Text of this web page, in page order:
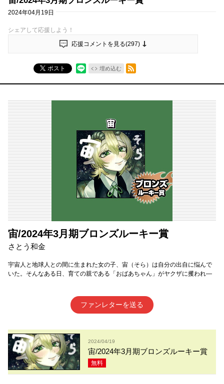
2024年04月19日
シェアして応援しよう！
応援コメントを見る(297)
ポスト 埋め込む
RSSフィード
宙/2024年3月期ブロンズルーキー賞
さとう和金
宇宙人と地球人との間に生まれた女の子、宙（そら）は自分の出自に悩んで
いた。そんなある日、育ての親である「おばあちゃん」がヤクザに攫われ―
ファンレターを送る
2024/04/19
宙/2024年3月期ブロンズルーキー賞
無料